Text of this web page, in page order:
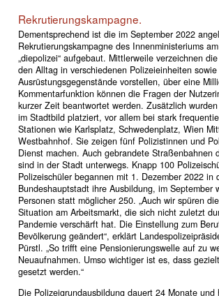
Rekrutierungskampagne.
Dementsprechend ist die im September 2022
Rekrutierungskampagne des Innenministeriums
„diepolizei“ aufgebaut. Mittlerweile verzeichnen
den Alltag in verschiedenen Polizeieinheiten
Ausrüstungsgegenstände vorstellen, über eine
Kommentarfunktion können die Fragen der
kurzer Zeit beantwortet werden. Zusätzlich
im Stadtbild platziert, vor allem bei stark
Stationen wie Karlsplatz, Schwedenplatz, Wien
Westbahnhof. Sie zeigen fünf Polizistinnen und
Dienst machen. Auch gebrandete Straßenbahnen
sind in der Stadt unterwegs. Knapp 100
Polizeischüler begannen mit 1. Dezember 2022 in
Bundeshauptstadt ihre Ausbildung, im September
Personen statt möglicher 250. „Auch wir spüren
Situation am Arbeitsmarkt, die sich nicht zuletzt
Pandemie verschärft hat. Die Einstellung zum
Bevölkerung geändert“, erklärt
Pürstl. „So trifft eine Pensionierungswelle auf zu
Neuaufnahmen. Umso wichtiger ist es, dass
gesetzt werden.“
Die Polizeigrundausbildung dauert 24 Monate